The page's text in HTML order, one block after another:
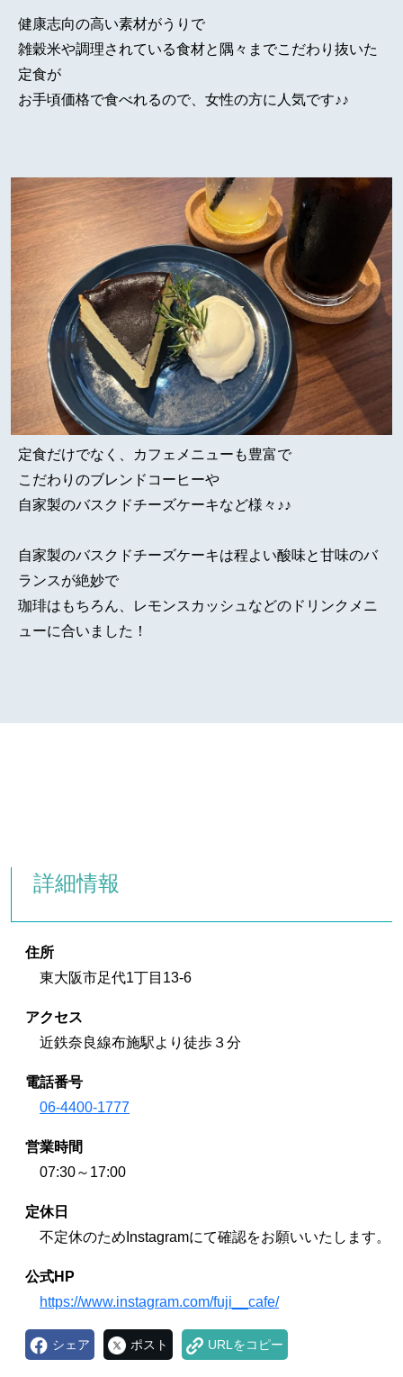
健康志向の高い素材がうりで
雑穀米や調理されている食材と隅々までこだわり抜いた
定食が
お手頃価格で食べれるので、女性の方に人気です♪♪
定食だけでなく、カフェメニューも豊富で
こだわりのブレンドコーヒーや
自家製のバスクドチーズケーキなど様々♪♪
自家製のバスクドチーズケーキは程よい酸味と甘味のバ
ランスが絶妙で
珈琲はもちろん、レモンスカッシュなどのドリンクメニ
ューに合いました！
詳細情報
住所
東大阪市足代1丁目13-6
アクセス
近鉄奈良線布施駅より徒歩３分
電話番号
06-4400-1777
営業時間
07:30～17:00
定休日
不定休のためInstagramにて確認をお願いいたします。
公式HP
https://www.instagram.com/fuji__cafe/
シェア ポスト URLをコピー